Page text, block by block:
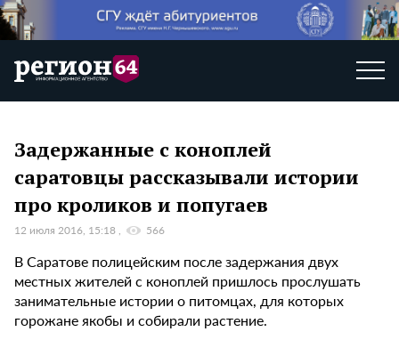
Задержанные с коноплей
саратовцы рассказывали истории
про кроликов и попугаев
12 июля 2016, 15:18 566
В Саратове полицейским после задержания двух
местных жителей с коноплей пришлось прослушать
занимательные истории о питомцах, для которых
горожане якобы и собирали растение.